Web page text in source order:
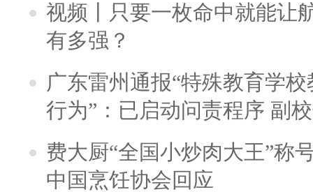
视频丨只要一枚命中就能让
有多强？
广东雷州通报“特殊教育学
行为”：已启动问责程序 副
费大厨“全国小炒肉大王”称
中国烹饪协会回应